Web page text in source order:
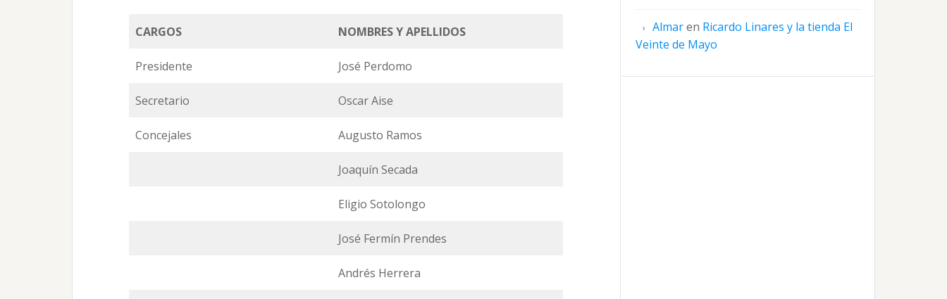
CARGOS NOMBRES Y APELLIDOS
Presidente José Perdomo
Secretario Oscar Aise
Concejales Augusto Ramos
Joaquín Secada
Eligio Sotolongo
José Fermín Prendes
Andrés Herrera
Almaren Ricardo Linares y la tienda El
Veinte de Mayo